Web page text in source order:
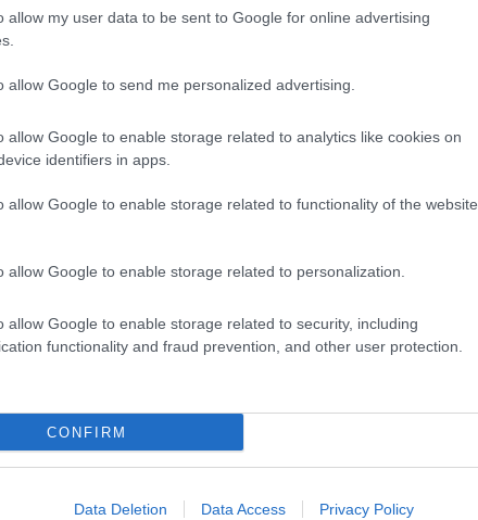
allow my user data to be sent to Google for online advertising
allow Google to send me personalized advertising.
allow Google to enable storage related to analytics like cookies on
identifiers in apps.
allow Google to enable storage related to functionality of the website
allow Google to enable storage related to personalization.
allow Google to enable storage related to security, including
functionality and fraud prevention, and other user protection.
CONFIRM
Data Deletion Data Access Privacy Policy
Invia un Comunicato Stampa|Pubblicità|Segnala